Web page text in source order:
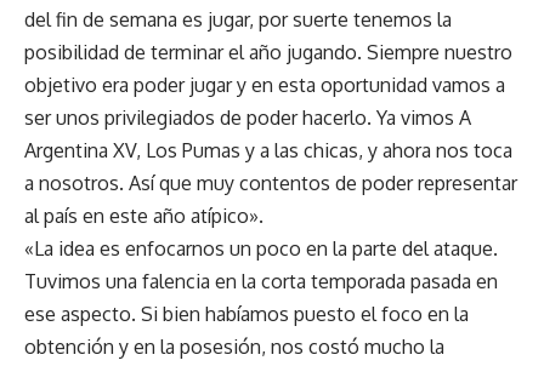
del fin de semana es jugar, por suerte tenemos la
posibilidad de terminar el año jugando. Siempre nuestro
objetivo era poder jugar y en esta oportunidad vamos a
ser unos privilegiados de poder hacerlo. Ya vimos A
Argentina XV, Los Pumas y a las chicas, y ahora nos toca
a nosotros. Así que muy contentos de poder representar
al país en este año atípico».
«La idea es enfocarnos un poco en la parte del ataque.
Tuvimos una falencia en la corta temporada pasada en
ese aspecto. Si bien habíamos puesto el foco en la
obtención y en la posesión, nos costó mucho la